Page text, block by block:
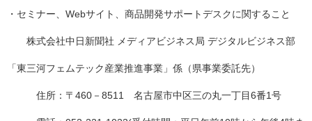
・セミナー、Webサイト、商品開発サポートデスクに関すること
株式会社中日新聞社 メディアビジネス局 デジタルビジネス部
「東三河フェムテック産業推進事業」係（県事業委託先）
住所：〒460－8511 名古屋市中区三の丸一丁目6番1号